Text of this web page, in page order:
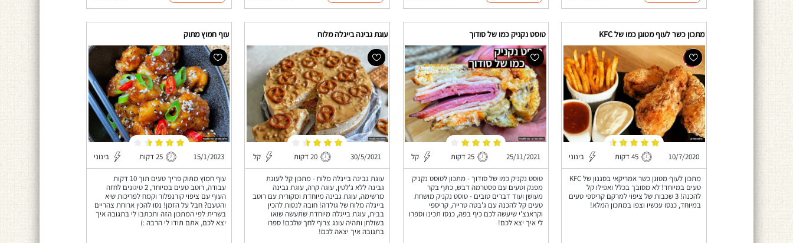
מתכון כשר לעוף מטוגן כמו של KFC
10/7/2020 45 דקות בינוני
מתכון לעוף מטוגן כשר אמריקאי בסגנון של KFC
טעים במיוחד! לא מסובך בכלל ואפילו קל
להכנה! 3 שכבות של ציפוי למרקם קריספי טעים
במיוחד, כנסו עכשיו וצפו במתכון המלא!
טוסט נקניק כמו של סודוך
25/11/2021 25 דקות קל
טוסט נקניק כמו של סודוך - מתכון לטוסט נקניק
מפנק וטעים עם פסטרמה דבש, כתף בקר
מעושן ועוד דברים טובים - טוסט נקניק מושחת
טעים קל להכנה עם ג'בטה טרייה, קריספי
וקראנצ'י שיעשה לכם כיף בפה, כנסו תכינו וספרו
לי איך יצא לכם!
עוגת גבינה בייגלה מלוח
30/5/2021 20 דקות קל
עוגת גבינה בייגלה מלוח - מתכון קל לעוגת
גבינה ללא ג'לטין, עוגה קרה, עוגת גבינה
מרשימה, עוגת גבינה מיוחדת ומקורית עם רוטב
בייגלה מלוח של גולדה! חובה לנסות להכין
בבית, עוגת בייגלה מיוחדת שתעשה שואו
בשולחן ותהיה עונג צרוף לחך שלכם! ספרו
בתגובה איך יצאה לכם!
עוף חמוץ מתוק
15/1/2023 25 דקות בינוני
עוף חמוץ מתוק פריך טעים תוך 10 דקות
עבודה, רוטב טעים במיוחד, 2 טיגונים לחזה
העוף עם ציפוי קורנפלור וקמח לפריכות שיא
והטעם? חבל על הזמן! נסו להכין ארוחת צהריים
בשרית לפי המתכון הזה ותכתבו לי בתגובה איך
יצא לכם, אתם תודו לי הרבה :)